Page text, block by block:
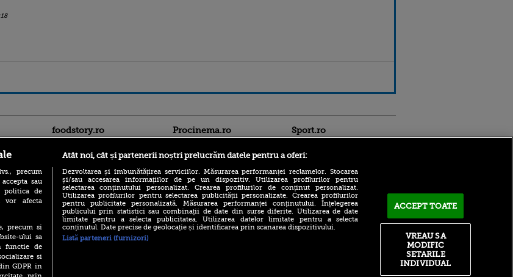
foodstory.ro
(P) Descoperă Lumea
Evenimentelor din România
cu Transilvania Events!
Procinema.ro
Nikolaj Coster-Waldau din
Urzeala Tronurilor și
Sport.ro
Adrian Mihalcea a
confirmat noul transfer la
UTA după remiza cu Rapid!
precum
sau
politica de
vor afecta
precum si
ului sa
functie de
si
GDPR in
Atât noi, cât și partenerii noștri prelucrăm datele pentru a oferi:
Dezvoltarea și îmbunătățirea serviciilor. Măsurarea performanței reclamelor. Stocarea
și/sau accesarea informațiilor de pe un dispozitiv. Utilizarea profilurilor pentru
selectarea conținutului personalizat. Crearea profilurilor de conținut personalizat.
Utilizarea profilurilor pentru selectarea publicității personalizate. Crearea profilurilor
pentru publicitate personalizată. Măsurarea performanței conținutului. Înțelegerea
publicului prin statistici sau combinații de date din surse diferite. Utilizarea de date
limitate pentru a selecta publicitatea. Utilizarea datelor limitate pentru a selecta
conținutul. Date precise de geolocație și identificarea prin scanarea dispozitivului.
Listă parteneri (furnizori)
ACCEPT TOATE
VREAU SA
MODIFIC
SETARILE
INDIVIDUAL